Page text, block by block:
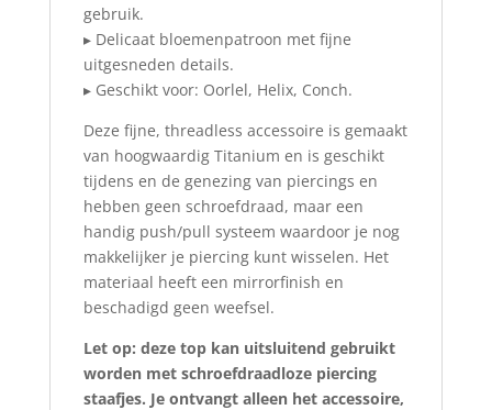
gebruik.
▸ Delicaat bloemenpatroon met fijne
uitgesneden details.
▸ Geschikt voor: Oorlel, Helix, Conch.
Deze fijne, threadless accessoire is gemaakt
van hoogwaardig Titanium en is geschikt
tijdens en de genezing van piercings en
hebben geen schroefdraad, maar een
handig push/pull systeem waardoor je nog
makkelijker je piercing kunt wisselen. Het
materiaal heeft een mirrorfinish en
beschadigd geen weefsel.
Let op: deze top kan uitsluitend gebruikt
worden met schroefdraadloze piercing
staafjes. Je ontvangt alleen het accessoire,